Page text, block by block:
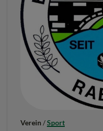
Verein /Sport